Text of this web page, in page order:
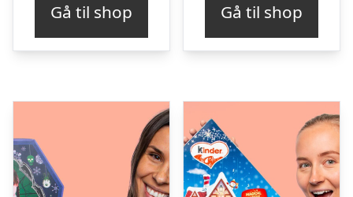
Gå til shop Gå til shop